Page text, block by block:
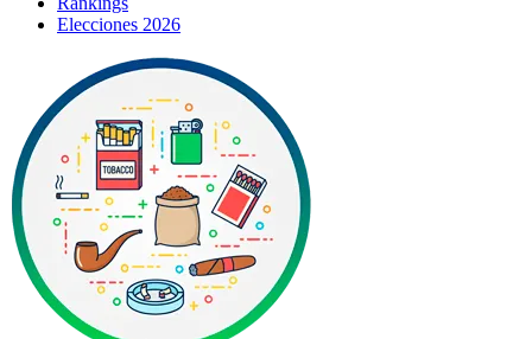
Elecciones 2026